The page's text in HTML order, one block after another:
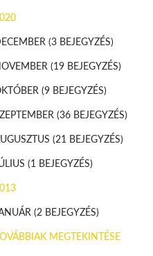
(3 BEJEGYZÉS)
(19 BEJEGYZÉS)
(9 BEJEGYZÉS)
(36 BEJEGYZÉS)
(21 BEJEGYZÉS)
(1 BEJEGYZÉS)
(2 BEJEGYZÉS)
MEGTEKINTÉSE